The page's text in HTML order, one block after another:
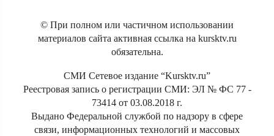
© При полном или частичном использовании
материалов сайта активная ссылка на kursktv.ru
обязательна.
СМИ Сетевое издание “Kursktv.ru”
Реестровая запись о регистрации СМИ: ЭЛ № ФС 77 -
73414 от 03.08.2018 г.
Выдано Федеральной службой по надзору в сфере
связи, информационных технологий и массовых